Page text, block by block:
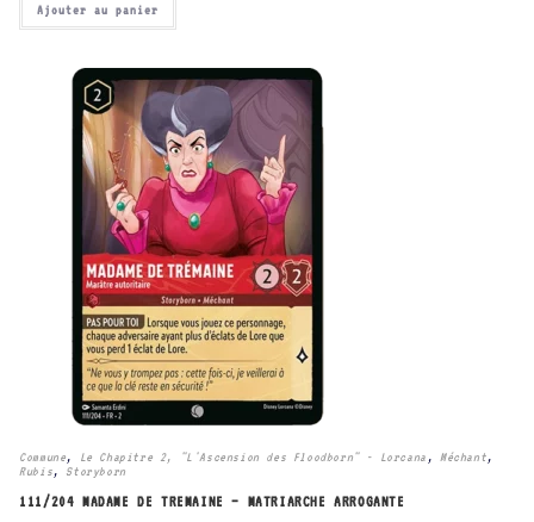
Ajouter au panier
Commune, Le Chapitre 2, "L'Ascension des Floodborn" - Lorcana , Méchant,
Rubis, Storyborn
111/204 MADAME DE TREMAINE – MATRIARCHE ARROGANTE